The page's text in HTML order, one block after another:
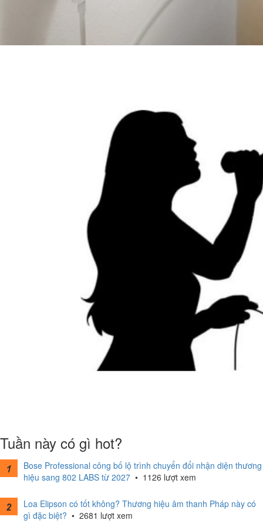
Tuần này có gì hot?
Bose Professional công bố lộ trình chuyển đổi nhận diện thương
hiệu sang 802 LABS từ 2027 • 1126 lượt xem
Loa Elipson có tốt không? Thương hiệu âm thanh Pháp này có
gì đặc biệt? • 2681 lượt xem